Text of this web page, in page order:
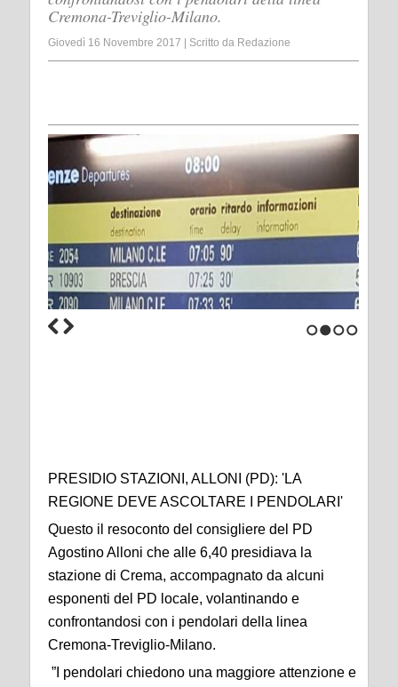
Cremona-Treviglio-Milano.
Giovedì 16 Novembre 2017 Scritto da Redazione
PRESIDIO STAZIONI, ALLONI (PD): 'LA
REGIONE DEVE ASCOLTARE I PENDOLARI'
Questo il resoconto del consigliere del PD
Agostino Alloni che alle 6,40 presidiava la
stazione di Crema, accompagnato da alcuni
esponenti del PD locale, volantinando e
confrontandosi con i pendolari della linea
Cremona-Treviglio-Milano.
”I pendolari chiedono una maggiore attenzione e